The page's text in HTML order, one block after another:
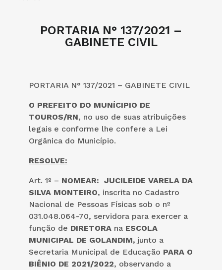
PORTARIA N° 137/2021 –
GABINETE CIVIL
PORTARIA N° 137/2021 – GABINETE CIVIL
O PREFEITO DO MUNÍCIPIO DE
TOUROS/RN, no uso de suas atribuições
legais e conforme lhe confere a Lei
Orgânica do Município.
RESOLVE:
Art. 1º – NOMEAR: JUCILEIDE VARELA DA
SILVA MONTEIRO, inscrita no Cadastro
Nacional de Pessoas Físicas sob o nº
031.048.064-70, servidora para exercer a
função de DIRETORA na ESCOLA
MUNICIPAL DE GOLANDIM, junto a
Secretaria Municipal de Educação PARA O
BIÊNIO DE 2021/2022, observando a